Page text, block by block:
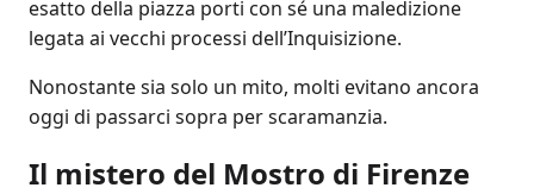
esatto della piazza porti con sé una maledizione
legata ai vecchi processi dell’Inquisizione.
Nonostante sia solo un mito, molti evitano ancora
oggi di passarci sopra per scaramanzia.
Il mistero del Mostro di Firenze